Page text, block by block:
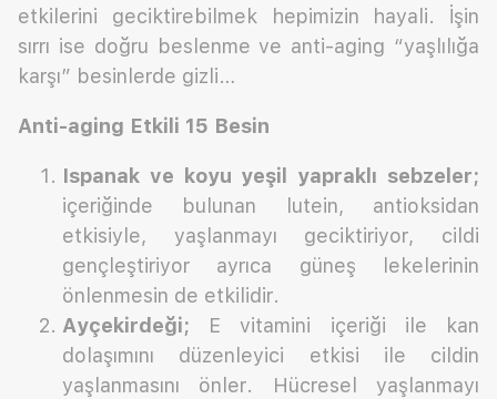
etkilerini geciktirebilmek hepimizin hayali. İşin
sırrı ise doğru beslenme ve anti-aging “yaşlılığa
karşı” besinlerde gizli…
Anti-aging Etkili 15 Besin
Ispanak ve koyu yeşil yapraklı sebzeler;
içeriğinde bulunan lutein, antioksidan
etkisiyle, yaşlanmayı geciktiriyor, cildi
gençleştiriyor ayrıca güneş lekelerinin
önlenmesin de etkilidir.
Ayçekirdeği; E vitamini içeriği ile kan
dolaşımını düzenleyici etkisi ile cildin
yaşlanmasını önler. Hücresel yaşlanmayı